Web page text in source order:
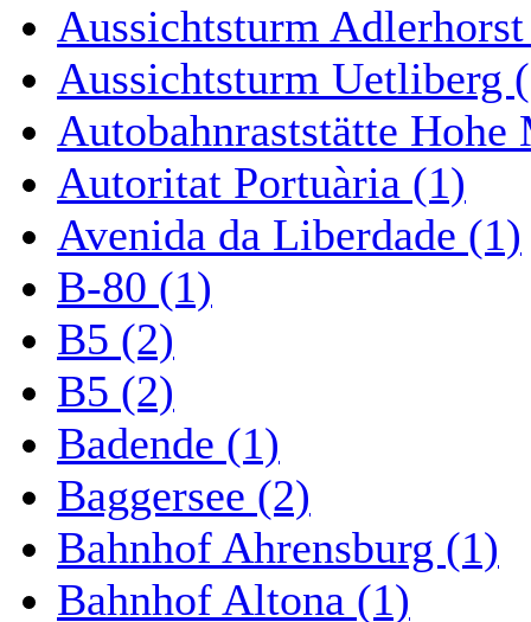
Aussichtsturm
Aussichtsturm Uetliberg
Autobahnraststätte Hohe
Autoritat Portuària (1)
Avenida da Liberdade (1)
B-80 (1)
B5 (2)
B5 (2)
Badende (1)
Baggersee (2)
Bahnhof Ahrensburg (1)
Bahnhof Altona (1)